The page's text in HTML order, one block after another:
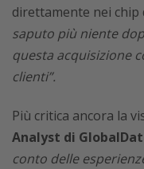
direttamente nei chip
saputo più niente
questa acquisizione
clienti”.
Più critica ancora la
Analyst di
conto delle